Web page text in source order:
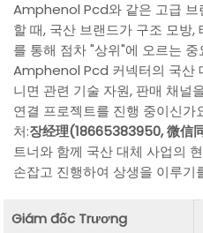
Amphenol Pcd와 같은 고급 브
할 때, 국산 브랜드가 구조 모방
를 통해 점차 "상위"에 오르는
Amphenol Pcd 커넥터의 국산
니면 관련 기술 자원, 판매 채널
연결 프로젝트를 진행 중이신
처:장经理(18665383950, 微信
트너와 함께 국산 대체 사업의
손잡고 진행하여 상생을 이루기
Giám đốc Trương